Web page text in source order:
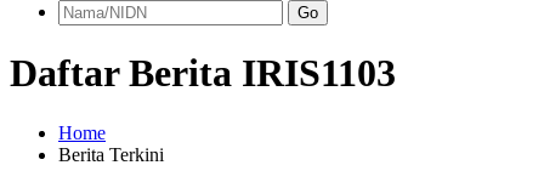
Go
Daftar Berita IRIS1103
Home
Berita Terkini